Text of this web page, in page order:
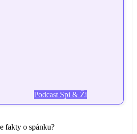
Podcast Spi & Ži
fakty o spánku?